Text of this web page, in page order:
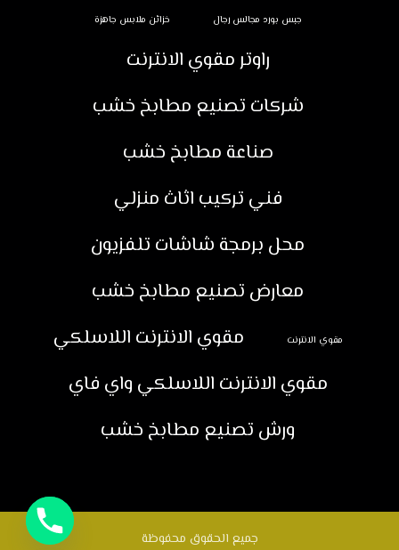
جبس بورد مجالس رجال خزائن ملابس جاهزة
راوتر مقوي الانترنت
شركات تصنيع مطابخ خشب
صناعة مطابخ خشب
فني تركيب اثاث منزلي
محل برمجة شاشات تلفزيون
معارض تصنيع مطابخ خشب
مقوي الانترنت
مقوي الانترنت اللاسلكي
مقوي الانترنت اللاسلكي واي فاي
ورش تصنيع مطابخ خشب
جميع الحقوق محفوظة